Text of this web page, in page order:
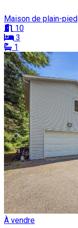
Maison de plain-pied
10
3
1
À vendre